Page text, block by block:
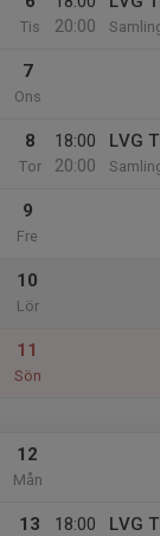
Tis
20:00
7
Ons
8
Tor
18:00
20:00
LVG
9
Fre
10
Lör
11
Sön
12
Mån
13
18:00
LVG